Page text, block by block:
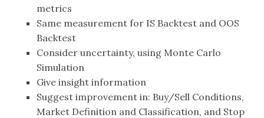
metrics
Same measurement for IS Backtest and OOS
Backtest
Consider uncertainty, using Monte Carlo
Simulation
Give insight information
Suggest improvement in: Buy/Sell Conditions,
Market Definition and Classification, and Stop